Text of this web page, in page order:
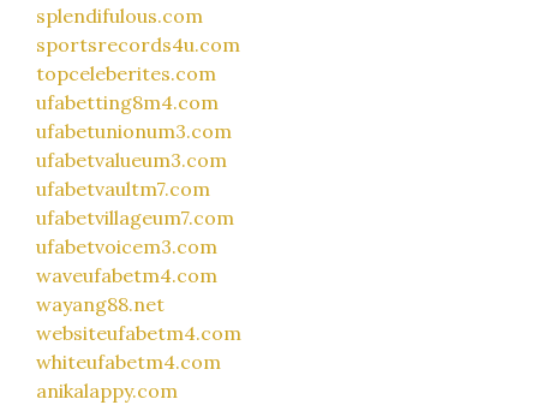
splendifulous.com
sportsrecords4u.com
topceleberites.com
ufabetting8m4.com
ufabetunionum3.com
ufabetvalueum3.com
ufabetvaultm7.com
ufabetvillageum7.com
ufabetvoicem3.com
waveufabetm4.com
wayang88.net
websiteufabetm4.com
whiteufabetm4.com
anikalappy.com